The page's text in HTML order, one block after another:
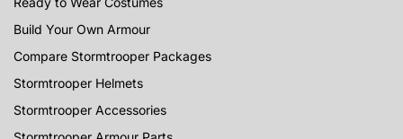
Build Your Own Armour
Compare Stormtrooper Packages
Stormtrooper Helmets
Stormtrooper Accessories